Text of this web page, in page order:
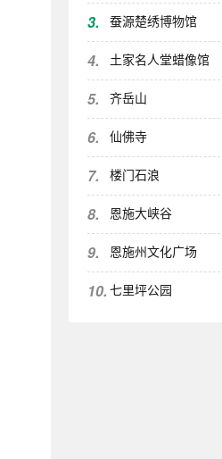
3. 蚕源楚绣博物馆
4. 土家名人堂蜡像馆
5. 齐岳山
6. 仙佛寺
7. 楼门石浪
8. 恩施大峡谷
9. 恩施州文化广场
10. 七里坪公园